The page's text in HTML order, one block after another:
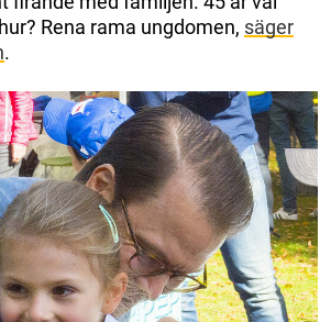
Rena rama ungdomen, säger
.